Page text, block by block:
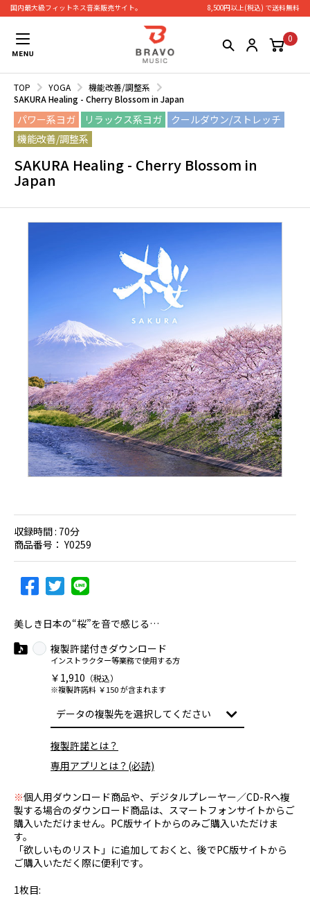
国内最大級フィットネス⾳楽販売サイト。 8,500円以上(税込) で送料無料
0
TOP YOGA
機能改善/調整系
SAKURA Healing - Cherry Blossom in Japan
パワー系ヨガ リラックス系ヨガ
クールダウン/ストレッチ
機能改善/調整系
SAKURA Healing - Cherry Blossom in
Japan
収録時間 : 70分
商品番号：Y0259
美しき日本の“桜”を音で感じる…
複製許諾付きダウンロード
インストラクター等業務で使用する方
￥1,910 （税込）
※複製許諾料 ￥150 が含まれます
複製許諾とは？
専用アプリとは？(必読)
※個人用ダウンロード商品や、デジタルプレーヤー／CD-Rへ複
製する場合のダウンロード商品は、スマートフォンサイトからご
購入いただけません。PC版サイトからのみご購入いただけま
す。
「欲しいものリスト」に追加しておくと、後でPC版サイトから
ご購入いただく際に便利です。
1枚目: